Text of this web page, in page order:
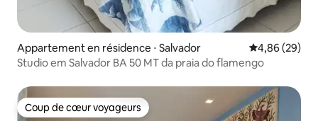
Appartement en résidence ⋅ Salvador Évaluation
4,86 (29)
Studio em Salvador BA 50 MT da praia do flamengo
Coup de cœur voyageurs
Coup de cœur voyageurs